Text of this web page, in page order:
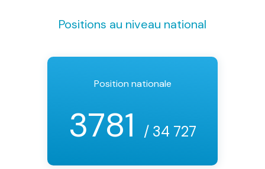
Positions au niveau national
Position nationale
3781 / 34 727